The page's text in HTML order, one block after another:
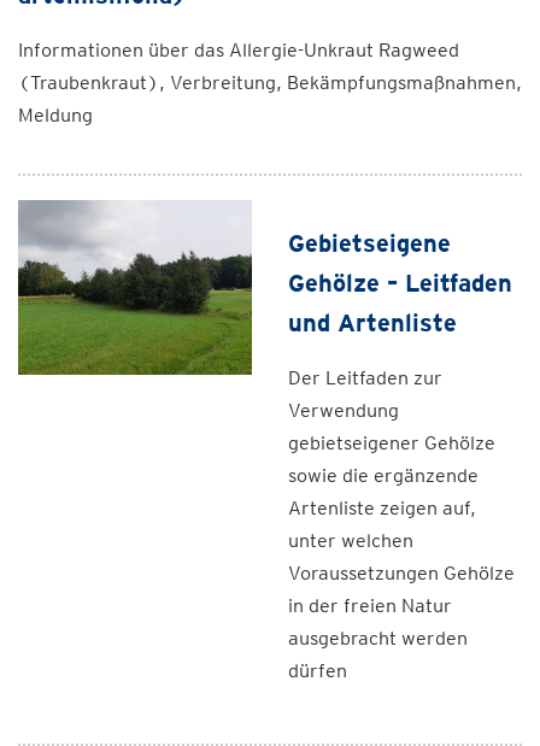
Informationen über das Allergie-Unkraut Ragweed
(Traubenkraut), Verbreitung, Bekämpfungsmaßnahmen,
Meldung
Gebietseigene
Gehölze – Leitfaden
und Artenliste
Der Leitfaden zur
Verwendung
gebietseigener Gehölze
sowie die ergänzende
Artenliste zeigen auf,
unter welchen
Voraussetzungen Gehölze
in der freien Natur
ausgebracht werden
dürfen